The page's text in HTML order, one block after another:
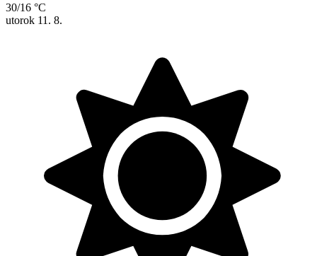
30/16 °C
utorok 11. 8.